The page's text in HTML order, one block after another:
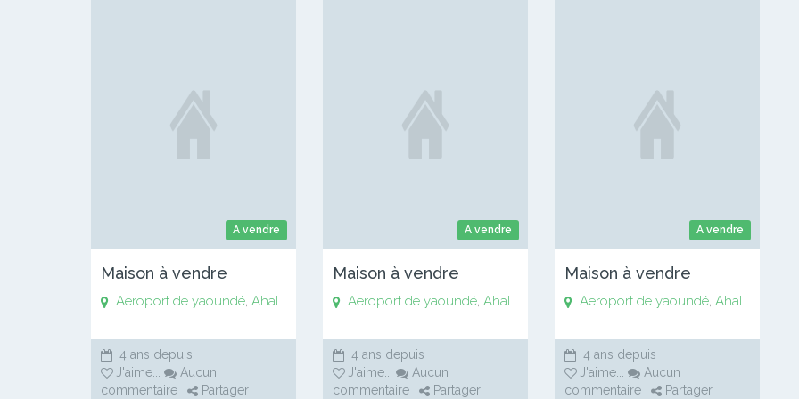
A vendre
Maison à vendre
Aeroport de yaoundé,Ahala Anguissa,Awaé,Bankomo,Biyem assi Centre ville de Soa,Chapelle Essos,
4 ans depuis
J'aime ...
Aucun
commentaire
Partager
A vendre
Maison à vendre
Aeroport de yaoundé,Ahala Anguissa,Awaé,Bankomo,Biyem assi
4 ans depuis
J'aime ...
Aucun
commentaire
Partager
A vendre
Maison à vendre
Aeroport de yaoundé,Ahala
4 ans depuis
J'aime ...
Aucun
commentaire
Partager